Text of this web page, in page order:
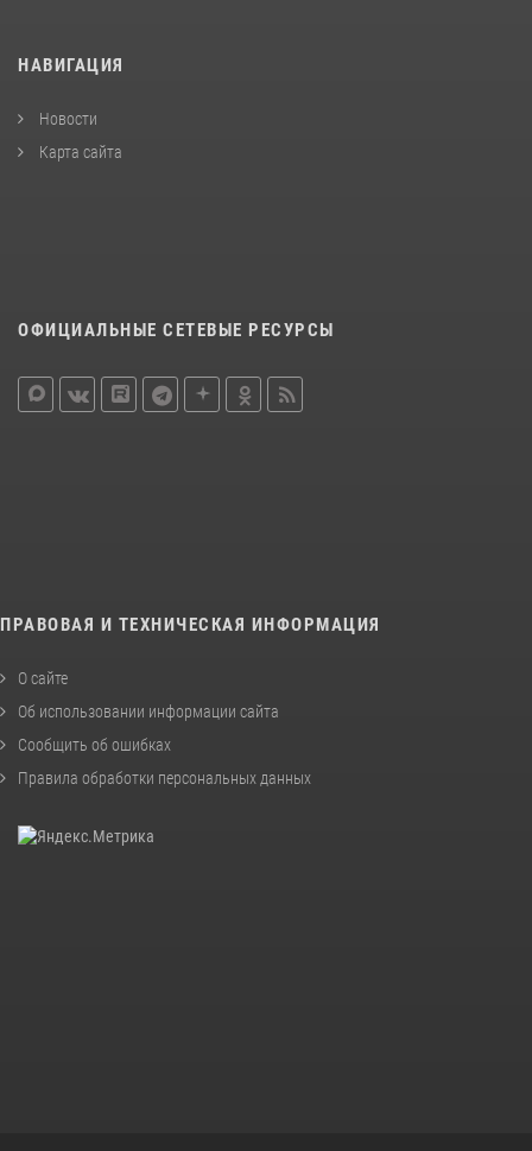
НАВИГАЦИЯ
Новости
Карта сайта
ОФИЦИАЛЬНЫЕ СЕТЕВЫЕ РЕСУРСЫ
ПРАВОВАЯ И ТЕХНИЧЕСКАЯ ИНФОРМАЦИЯ
О сайте
Об использовании информации сайта
Сообщить об ошибках
Правила обработки персональных данных